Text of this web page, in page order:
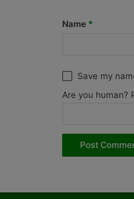
Name *
Save my
Are you human?